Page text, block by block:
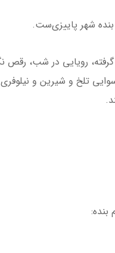
شهر پاییزی‌ست.
رویایی در شب، رقص
تلخ و شیرین و
بنده: